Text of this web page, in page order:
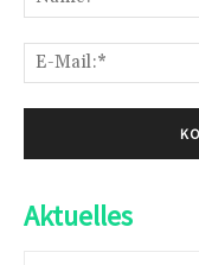
Aktuelles